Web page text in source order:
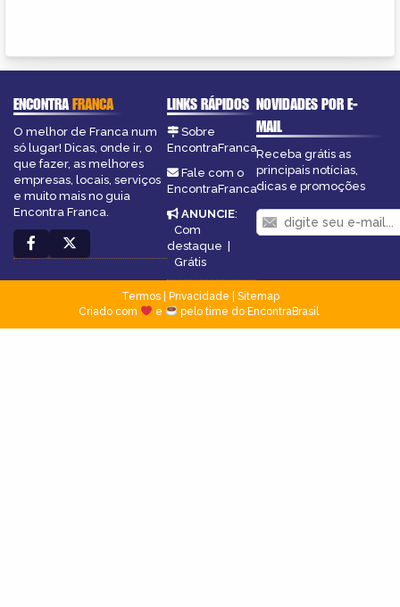
ENCONTRAFRANCA
O melhor de Franca num
só lugar! Dicas, onde ir, o
que fazer, as melhores
empresas, locais, serviços
e muito mais no guia
Encontra Franca.
LINKS RÁPIDOS
Sobre
EncontraFranca
Fale com o
EncontraFranca
ANUNCIE:
Com
destaque
Grátis
NOVIDADES POR E-
MAIL
Receba grátis as
principais notícias,
dicas e promoções
Termos| Privacidade
Sitemap
Criado com
e pelo time do EncontraBrasil